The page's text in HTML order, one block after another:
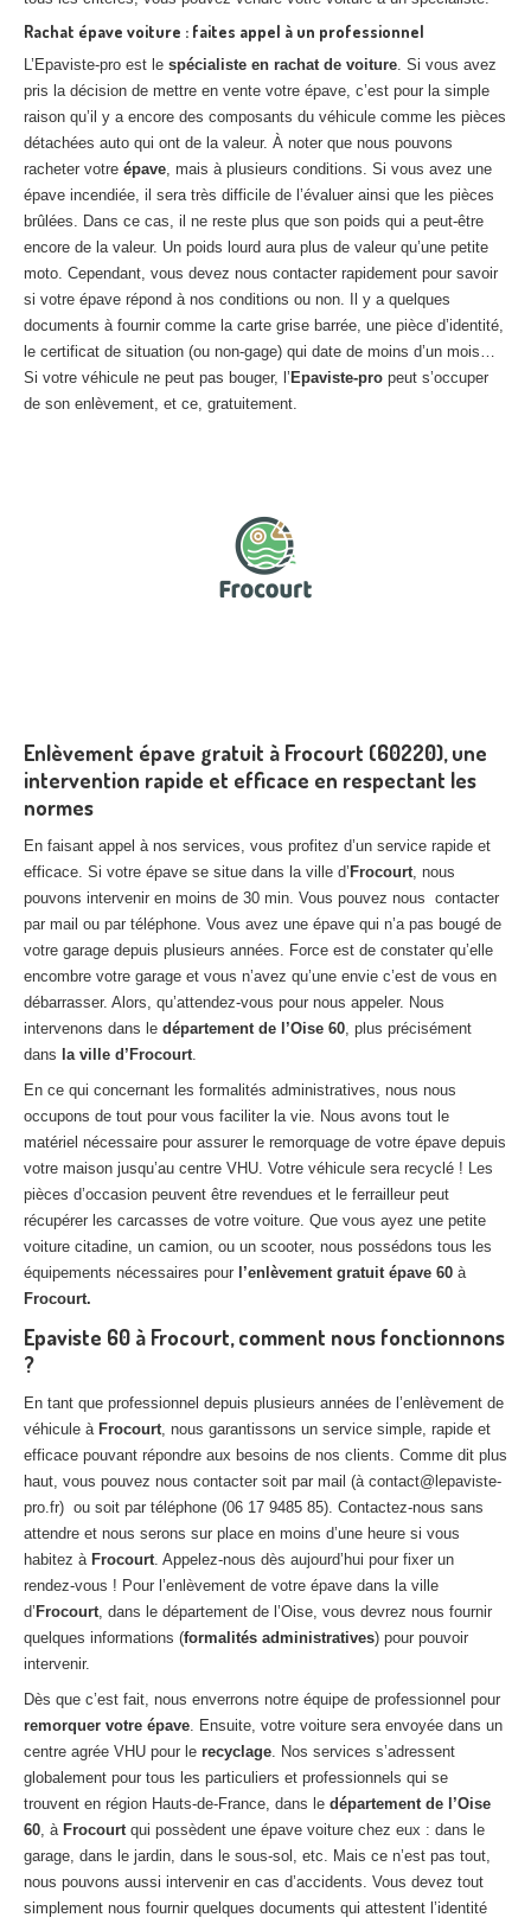
Rachat épave voiture : faites appel à un professionnel
L’Epaviste-pro est le spécialiste en rachat de voiture. Si vous avez
pris la décision de mettre en vente votre épave, c’est pour la simple
raison qu’il y a encore des composants du véhicule comme les pièces
détachées auto qui ont de la valeur. À noter que nous pouvons
racheter votre épave, mais à plusieurs conditions. Si vous avez une
épave incendiée, il sera très difficile de l’évaluer ainsi que les pièces
brûlées. Dans ce cas, il ne reste plus que son poids qui a peut-être
encore de la valeur. Un poids lourd aura plus de valeur qu’une petite
moto. Cependant, vous devez nous contacter rapidement pour savoir
si votre épave répond à nos conditions ou non. Il y a quelques
documents à fournir comme la carte grise barrée, une pièce d’identité,
le certificat de situation (ou non-gage) qui date de moins d’un mois…
Si votre véhicule ne peut pas bouger, l’ Epaviste-pro peut s’occuper
de son enlèvement, et ce, gratuitement.
Enlèvement épave gratuit à Frocourt (60220), une
intervention rapide et efficace en respectant les
normes
En faisant appel à nos services, vous profitez d’un service rapide et
efficace. Si votre épave se situe dans la ville d’ Frocourt, nous
pouvons intervenir en moins de 30 min. Vous pouvez nous contacter
par mail ou par téléphone. Vous avez une épave qui n’a pas bougé de
votre garage depuis plusieurs années. Force est de constater qu’elle
encombre votre garage et vous n’avez qu’une envie c’est de vous en
débarrasser. Alors, qu’attendez-vous pour nous appeler. Nous
intervenons dans le département de l’Oise 60, plus précisément
dans la ville d’Frocourt.
En ce qui concernant les formalités administratives, nous nous
occupons de tout pour vous faciliter la vie. Nous avons tout le
matériel nécessaire pour assurer le remorquage de votre épave depuis
votre maison jusqu’au centre VHU. Votre véhicule sera recyclé ! Les
pièces d’occasion peuvent être revendues et le ferrailleur peut
récupérer les carcasses de votre voiture. Que vous ayez une petite
voiture citadine, un camion, ou un scooter, nous possédons tous les
équipements nécessaires pour l’enlèvement gratuit épave 60 à
Frocourt.
Epaviste 60 à Frocourt, comment nous fonctionnons
?
En tant que professionnel depuis plusieurs années de l’enlèvement de
véhicule à Frocourt, nous garantissons un service simple, rapide et
efficace pouvant répondre aux besoins de nos clients. Comme dit plus
haut, vous pouvez nous contacter soit par mail (à contact@lepaviste-
pro.fr) ou soit par téléphone (06 17 9485 85). Contactez-nous sans
attendre et nous serons sur place en moins d’une heure si vous
habitez à Frocourt. Appelez-nous dès aujourd’hui pour fixer un
rendez-vous ! Pour l’enlèvement de votre épave dans la ville
d’ Frocourt, dans le département de l’Oise, vous devrez nous fournir
quelques informations (formalités administratives) pour pouvoir
intervenir.
Dès que c’est fait, nous enverrons notre équipe de professionnel pour
remorquer votre épave. Ensuite, votre voiture sera envoyée dans un
centre agrée VHU pour le recyclage. Nos services s’adressent
globalement pour tous les particuliers et professionnels qui se
trouvent en région Hauts-de-France, dans le département de l’Oise
60, à Frocourtqui possèdent une épave voiture chez eux : dans le
garage, dans le jardin, dans le sous-sol, etc. Mais ce n’est pas tout,
nous pouvons aussi intervenir en cas d’accidents. Vous devez tout
simplement nous fournir quelques documents qui attestent l’identité